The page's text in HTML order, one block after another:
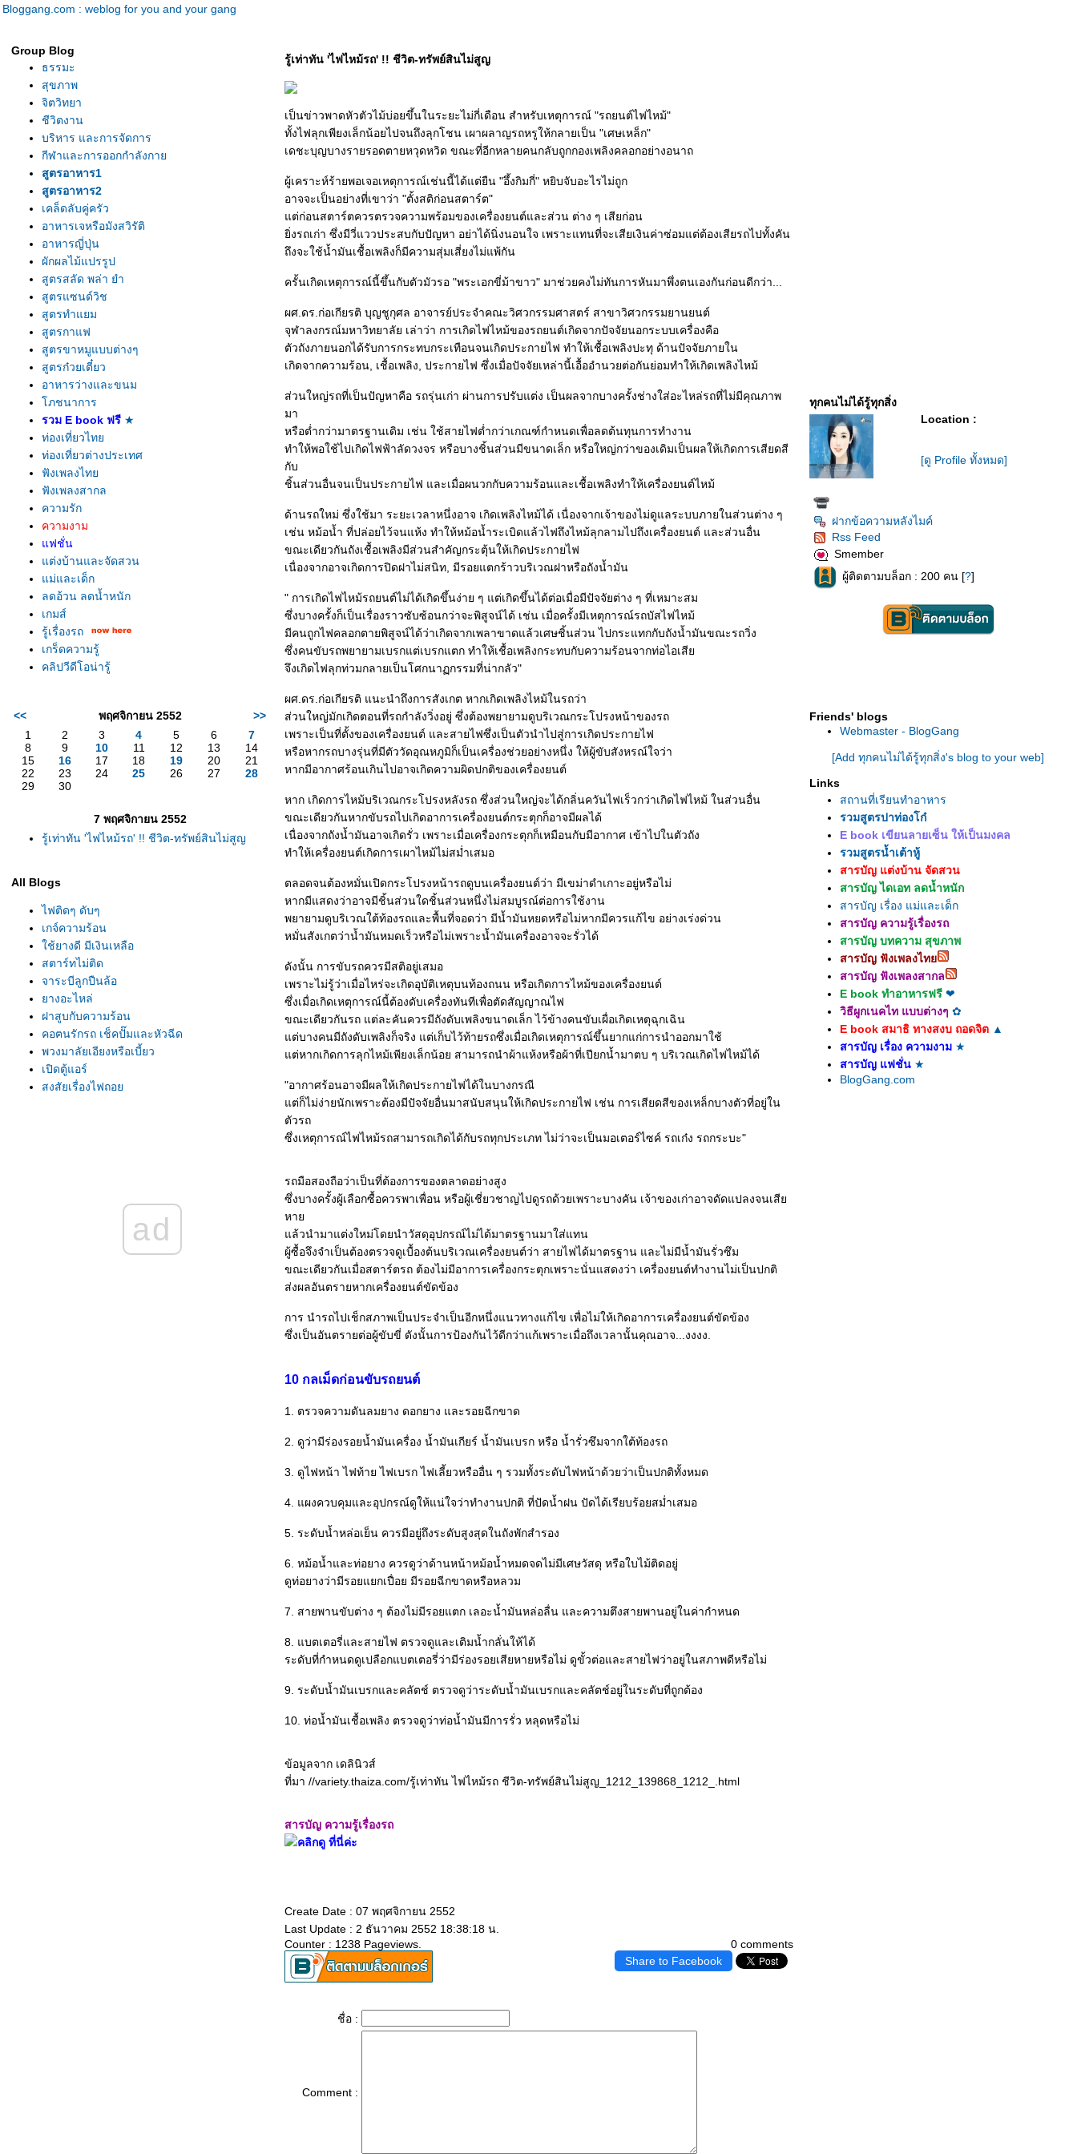
Bloggang.com : weblog for you and your gang
Group Blog
ธรรมะ
สุขภาพ
จิตวิทยา
ชีวิตงาน
บริหาร และการจัดการ
กีฬาและการออกกำลังกา
สูตรอาหาร1
สูตรอาหาร2
เคล็ดลับคู่ครัว
อาหารเจหรือมังสวิรัติ
อาหารญี่ปุ่น
ผักผลไม้แปรรูป
สูตรสลัด พล่า ยำ
สูตรแซนด์วิช
สูตรทำแยม
สูตรกาแฟ
สูตรขาหมูแบบต่างๆ
สูตรก๋วยเตี๋ยว
อาหารว่างและขนม
ภชนาการ
รวม E book ฟรี ★
ท่องเที่ยวไท
ท่องเที่ยวต่างประเทศ
ฟังเพลงไท
ฟังเพลงสากล
ความรัก
ความงาม
ฟชั่น
ต่งบ้านและจัดสวน
ม่และเด็ก
ลดอ้วน ลดน้ำหนัก
เกมส์
รู้เรื่องรถ
เกร็ดความรู้
คลิปวีดีโอน่ารู้
<< พฤศจิกายน 2552
>>
1
2 3 4 5 6
7
8
9 10 11 12 13
14
15
16 17 18 19 20
21
22
23 24 25 26 27
28
29
30
7 พฤศจิกายน 2552
รู้เท่าทัน 'ไฟไหม้รถ' !! ชีวิต-ทรัพย์สินไม่สูญ
All Blogs
ไฟติดๆ ดับๆ
เกจ์ความร้อน
ช้ยางดี มีเงินเหลือ
สตาร์ทไม่ติด
จาระบีลูกปืนล้อ
างอะไหล่
ฝาสูบกับความร้อน
คอฅนรักรถ เช็คปั๊มและหัวฉีด
พวงมาลัยเอียงหรือเบี้ยว
เปิดตู้แอร์
สงสัยเรื่องไฟถอ
ผู้หญิงต้องรู้ทันรถยนต์
สัญญาณอันตรายจากเบรก
ad
รู้เท่าทัน 'ไฟไหม้รถ' !! ชีวิต-ทรัพย์สินไม่สูญ
เป็นข่าวพาดหัวตัวไม้บ่อยขึ้นในระยะไม่กี่เดือน สำหรับเหตุการณ์ "รถยนต์ไฟไหม้"
ทั้งไฟลุกเพียงเล็กน้อยไปจนถึงลุกโชน เผาผลาญรถหรูให้กลายเป็น "เศษเหล็ก"
เดชะบุญบางรายรอดตายหวุดหวิด ขณะที่อีกหลายคนกลับถูกกองเพลิงคลอกอย่างอนาถ
ผู้เคราะห์ร้ายพอเจอเหตุการณ์เช่นนี้ได้แต่ยืน "อึ้งกิมกี่" หยิบจับอะไรไม่ถูก
อาจจะเป็นอย่างที่เขาว่า "ตั้งสติก่อนสตาร์ต"
ต่ก่อนสตาร์ตควรตรวจความพร้อมของเครื่องยนต์และส่วน ต่าง ๆ เสียก่อน
ิ่งรถเก่า ซึ่งมีวี่แววประสบกับปัญหา อย่าได้นิ่งนอนใจ เพราะแทนที่จะเสียเงินค่าซ่อมแต่ต้องเสียรถไปทั้งคัน
ถึงจะใช้น้ำมันเชื้อเพลิงก็มีความสุ่มเสี่ยงไม่แพ้กัน
ครั้นเกิดเหตุการณ์นี้ขึ้นกับตัวมัวรอ "พระเอกขี่ม้าขาว" มาช่วยคงไม่ทันการหันมาพึ่งตนเองกันก่อนดีกว่า...
ผศ.ดร.ก่อเกียรติ บุญชูกุศล อาจารย์ประจำคณะวิศวกรรมศาสตร์ สาขาวิศวกรรมยานยนต์
จุฬาลงกรณ์มหาวิทยาลัย เล่าว่า การเกิดไฟไหม้ของรถยนต์เกิดจากปัจจัยนอกระบบเครื่องคือ
ตัวถังภายนอกได้รับการกระทบกระเทือนจนเกิดประกายไฟ ทำให้เชื้อเพลิงปะทุ ด้านปัจจัยภายใน
เกิดจากความร้อน, เชื้อเพลิง, ประกายไฟ ซึ่งเมื่อปัจจัยเหล่านี้เอื้ออำนวยต่อกันย่อมทำให้เกิดเพลิงไหม้
ส่วนใหญ่รถที่เป็นปัญหาคือ รถรุ่นเก่า ผ่านการปรับแต่ง เป็นผลจากบางครั้งช่างใส่อะไหล่รถที่ไม่มีคุณภาพ
มา
หรือต่ำกว่ามาตรฐานเดิม เช่น ใช้สายไฟต่ำกว่าเกณฑ์กำหนดเพื่อลดต้นทุนการทำงาน
ทำให้พอใช้ไปเกิดไฟฟ้าลัดวงจร หรือบางชิ้นส่วนมีขนาดเล็ก หรือใหญ่กว่าของเดิมเป็นผลให้เกิดการเสียดสี
กับ
ชิ้นส่วนอื่นจนเป็นประกายไฟ และเมื่อผนวกกับความร้อนและเชื้อเพลิงทำให้เครื่องยนต์ไหม้
ด้านรถใหม่ ซึ่งใช้มา ระยะเวลาหนึ่งอาจ เกิดเพลิงไหม้ได้ เนื่องจากเจ้าของไม่ดูแลระบบภายในส่วนต่าง ๆ
เช่น หม้อน้ำ ที่ปล่อยไว้จนแห้ง ทำให้หม้อน้ำระเบิดแล้วไฟถึงไหม้ลุกลามไปถึงเครื่องยนต์ และส่วนอื่น
ขณะเดียวกันถังเชื้อเพลิงมีส่วนสำคัญกระตุ้นให้เกิดประกายไฟ
เนื่องจากอาจเกิดการปิดฝาไม่สนิท, มีรอยแตกร้าวบริเวณฝาหรือถังน้ำมัน
" การเกิดไฟไหม้รถยนต์ไม่ได้เกิดขึ้นง่าย ๆ แต่เกิดขึ้นได้ต่อเมื่อมีปัจจัยต่าง ๆ ที่เหมาะสม
ซึ่งบางครั้งก็เป็นเรื่องราวซับซ้อนกว่าจะพิสูจน์ได้ เช่น เมื่อครั้งมีเหตุการณ์รถบัสไฟไหม้
มีคนถูกไฟคลอกตายพิสูจน์ได้ว่าเกิดจากเพลาขาดแล้วเศษชิ้นส่วน ไปกระแทกกับถังน้ำมันขณะรถวิ่ง
ซึ่งคนขับรถพยายามเบรกแต่เบรกแตก ทำให้เชื้อเพลิงกระทบกับความร้อนจากท่อไอเสี
จึงเกิดไฟลุกท่วมกลายเป็นโศกนาฏกรรมที่น่ากลัว"
ผศ.ดร.ก่อเกียรติ แนะนำถึงการสังเกต หากเกิดเพลิงไหม้ในรถว่า
ส่วนใหญ่มักเกิดตอนที่รถกำลังวิ่งอยู่ ซึ่งต้องพยายามดูบริเวณกระโปรงหน้าของรถ
เพราะเป็นที่ตั้งของเครื่องยนต์ และสายไฟซึ่งเป็นตัวนำไปสู่การเกิดประกายไฟ
หรือหากรถบางรุ่นที่มีตัววัดอุณหภูมิก็เป็นเครื่องช่วยอย่างหนึ่ง ให้ผู้ขับสังหรณ์ใจว่า
หากมีอากาศร้อนเกินไปอาจเกิดความผิดปกติของเครื่องยนต์
หาก เกิดการไหม้บริเวณกระโปรงหลังรถ ซึ่งส่วนใหญ่จะได้กลิ่นควันไฟเร็วกว่าเกิดไฟไหม้ ในส่วนอื่น
ขณะเดียวกันหากขับรถไปเกิดอาการเครื่องยนต์กระตุกก็อาจมีผลได้
เนื่องจากถังน้ำมันอาจเกิดรั่ว เพราะเมื่อเครื่องกระตุกก็เหมือนกับมีอากาศ เข้าไปในตัวถัง
ทำให้เครื่องยนต์เกิดการเผาไหม้ไม่สม่ำเสมอ
ตลอดจนต้องหมั่นเปิดกระโปรงหน้ารถดูบนเครื่องยนต์ว่า มีเขม่าดำเกาะอยู่หรือไม่
หากมีแสดงว่าอาจมีชิ้นส่วนใดชิ้นส่วนหนึ่งไม่สมบูรณ์ต่อการใช้งาน
พยายามดูบริเวณใต้ท้องรถและพื้นที่จอดว่า มีน้ำมันหยดหรือไม่หากมีควรแก้ไข อย่างเร่งด่วน
หมั่นสังเกตว่าน้ำมันหมดเร็วหรือไม่เพราะน้ำมันเครื่องอาจจะรั่วได้
ดังนั้น การขับรถควรมีสติอยู่เสมอ
เพราะไม่รู้ว่าเมื่อไหร่จะเกิดอุบัติเหตุบนท้องถนน หรือเกิดการไหม้ของเครื่องยนต์
ซึ่งเมื่อเกิดเหตุการณ์นี้ต้องดับเครื่องทันทีเพื่อตัดสัญญาณไฟ
ขณะเดียวกันรถ แต่ละคันควรมีถังดับเพลิงขนาดเล็ก ไว้ข้างคนขับเผื่อเกิดเหตุฉุกเฉิน
ต่บางคนมีถังดับเพลิงก็จริง แต่เก็บไว้ท้ายรถซึ่งเมื่อเกิดเหตุการณ์ขึ้นยากแก่การนำออกมาใช้
ต่หากเกิดการลุกไหม้เพียงเล็กน้อย สามารถนำผ้าแห้งหรือผ้าที่เปียกน้ำมาตบ ๆ บริเวณเกิดไฟไหม้ได้
"อากาศร้อนอาจมีผลให้เกิดประกายไฟได้ในบางกรณี
ต่ก็ไม่ง่ายนักเพราะต้องมีปัจจัยอื่นมาสนับสนุนให้เกิดประกายไฟ เช่น การเสียดสีของเหล็กบางตัวที่อยู่ใน
ตัวรถ
ซึ่งเหตุการณ์ไฟไหม้รถสามารถเกิดได้กับรถทุกประเภท ไม่ว่าจะเป็นมอเตอร์ไซค์ รถเก๋ง รถกระบะ"
รถมือสองถือว่าเป็นที่ต้องการของตลาดอย่างสูง
ซึ่งบางครั้งผู้เลือกซื้อควรพาเพื่อน หรือผู้เชี่ยวชาญไปดูรถด้วยเพราะบางคัน เจ้าของเก่าอาจดัดแปลงจนเสี
หา
ล้วนำมาแต่งใหม่โดยนำวัสดุอุปกรณ์ไม่ได้มาตรฐานมาใส่แทน
ผู้ซื้อจึงจำเป็นต้องตรวจดูเบื้องต้นบริเวณเครื่องยนต์ว่า สายไฟได้มาตรฐาน และไม่มีน้ำมันรั่วซึม
ขณะเดียวกันเมื่อสตาร์ตรถ ต้องไม่มีอาการเครื่องกระตุกเพราะนั่นแสดงว่า เครื่องยนต์ทำงานไม่เป็นปกติ
ส่งผลอันตรายหากเครื่องยนต์ขัดข้อง
การ นำรถไปเช็กสภาพเป็นประจำเป็นอีกหนึ่งแนวทางแก้ไข เพื่อไม่ให้เกิดอาการเครื่องยนต์ขัดข้อง
ซึ่งเป็นอันตรายต่อผู้ขับขี่ ดังนั้นการป้องกันไว้ดีกว่าแก้เพราะเมื่อถึงเวลานั้นคุณอาจ...งงงง.
10 กลเม็ดก่อนขับรถยนต์
1. ตรวจความดันลมยาง ดอกยาง และรอยฉีกขาด
2. ดูว่ามีร่องรอยน้ำมันเครื่อง น้ำมันเกียร์ น้ำมันเบรก หรือ น้ำรั่วซึมจากใต้ท้องรถ
3. ดูไฟหน้า ไฟท้าย ไฟเบรก ไฟเลี้ยวหรืออื่น ๆ รวมทั้งระดับไฟหน้าด้วยว่าเป็นปกติทั้งหมด
4. แผงควบคุมและอุปกรณ์ดูให้แน่ใจว่าทำงานปกติ ที่ปัดน้ำฝน ปัดได้เรียบร้อยสม่ำเสมอ
5. ระดับน้ำหล่อเย็น ควรมีอยู่ถึงระดับสูงสุดในถังพักสำรอง
6. หม้อน้ำและท่อยาง ควรดูว่าด้านหน้าหม้อน้ำหมดจดไม่มีเศษวัสดุ หรือใบไม้ติดอยู่
ดูท่อยางว่ามีรอยแยกเปื่อย มีรอยฉีกขาดหรือหลวม
7. สายพานขับต่าง ๆ ต้องไม่มีรอยแตก เลอะน้ำมันหล่อลื่น และความตึงสายพานอยู่ในค่ากำหนด
8. แบตเตอรี่และสายไฟ ตรวจดูและเติมน้ำกลั่นให้ได้
ระดับที่กำหนดดูเปลือกแบตเตอรี่ว่ามีร่องรอยเสียหายหรือไม่ ดูขั้วต่อและสายไฟว่าอยู่ในสภาพดีหรือไม่
9. ระดับน้ำมันเบรกและคลัตช์ ตรวจดูว่าระดับน้ำมันเบรกและคลัตช์อยู่ในระดับที่ถูกต้อง
10. ท่อน้ำมันเชื้อเพลิง ตรวจดูว่าท่อน้ำมันมีการรั่ว หลุดหรือไม่
ข้อมูลจาก เดลินิวส์
ที่มา //variety.thaiza.com/รู้เท่าทัน ไฟไหม้รถ ชีวิต-ทรัพย์สินไม่สูญ_1212_139868_1212_.html
สารบัญ ความรู้เรื่องรถ
คลิกดู ที่นี่ค่ะ
Create Date : 07 พฤศจิกายน 2552
Last Update : 2 ธันวาคม 2552 18:38:18 น.
0 comments
Counter : 1238 Pageviews.
Share to Facebook
ชื่อ :
Comment :
ทุกคนไม่ได้รู้ทุกสิ่ง
Location :
[ดู Profile ทั้งหมด]
ฝากข้อความหลังไมค์
Rss Feed
Smember
ผู้ติดตามบล็อก : 200 คน [?]
Friends' blogs
Webmaster - BlogGang
[Add ทุกคนไม่ได้รู้ทุกสิ่ง's blog to your web]
Links
สถานที่เรียนทำอาหาร
รวมสูตรปาท่องโก๋
E book เขียนลายเซ็น ให้เป็นมงคล
รวมสูตรน้ำเต้าหู้
สารบัญ แต่งบ้าน จัดสวน
สารบัญ ไดเอท ลดน้ำหนัก
สารบัญ เรื่อง แม่และเด็ก
สารบัญ ความรู้เรื่องรถ
สารบัญ บทความ สุขภาพ
สารบัญ ฟังเพลงไท
สารบัญ ฟังเพลงสากล
E book ทำอาหารฟรี ❤
วิธีผูกเนคไท แบบต่างๆ ✿
E book สมาธิ ทางสงบ ถอดจิต ▲
สารบัญ เรื่อง ความงาม ★
สารบัญ แฟชั่น ★
BlogGang.com